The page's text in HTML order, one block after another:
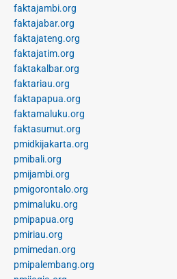
faktajambi.org
faktajabar.org
faktajateng.org
faktajatim.org
faktakalbar.org
faktariau.org
faktapapua.org
faktamaluku.org
faktasumut.org
pmidkijakarta.org
pmibali.org
pmijambi.org
pmigorontalo.org
pmimaluku.org
pmipapua.org
pmiriau.org
pmimedan.org
pmipalembang.org